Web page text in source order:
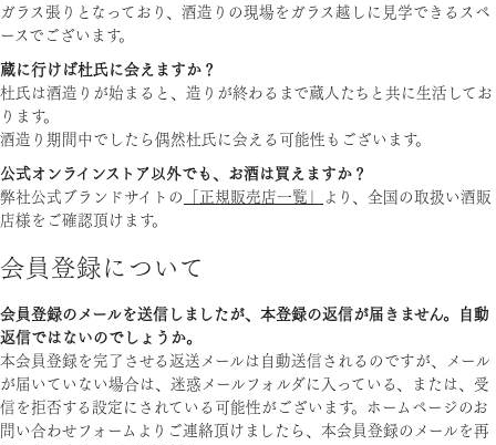
ガラス張りとなっており、酒造りの現場をガラス越しに見学できるスペ
ースでございます。
蔵に行けば杜氏に会えますか？
杜氏は酒造りが始まると、造りが終わるまで蔵人たちと共に生活してお
ります。
酒造り期間中でしたら偶然杜氏に会える可能性もございます。
公式オンラインストア以外でも、お酒は買えますか？
弊社公式ブランドサイトの
「正規販売店一覧」
より、全国の取扱い酒販
店様をご確認頂けます。
会員登録について
会員登録のメールを送信しましたが、本登録の返信が届きません。自動
返信ではないのでしょうか。
本会員登録を完了させる返送メールは自動送信されるのですが、メール
が届いていない場合は、迷惑メールフォルダに入っている、または、受
信を拒否する設定にされている可能性がございます。ホームページのお
問い合わせフォームよりご連絡頂けましたら、本会員登録のメールを再